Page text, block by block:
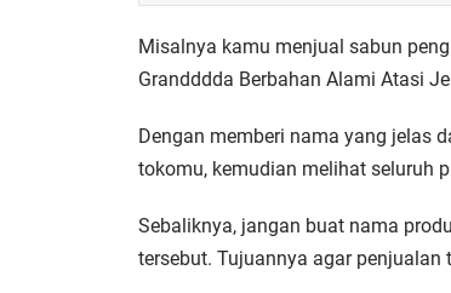
Misalnya kamu menjual sabun
Grandddda Berbahan Alami Atasi
Dengan memberi nama yang jelas
tokomu, kemudian melihat seluruh
Sebaliknya, jangan buat nama
tersebut. Tujuannya agar penjualan